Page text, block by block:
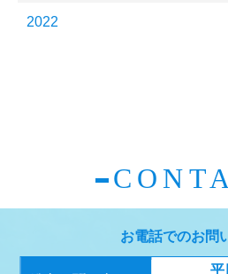
2022
お電話でのお問
平